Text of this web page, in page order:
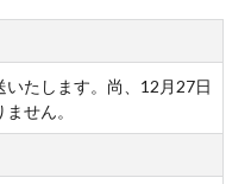
たします。尚、12月27日
せん。